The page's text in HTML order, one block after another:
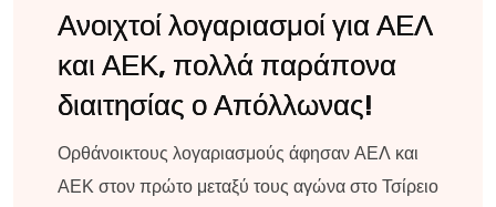
Ανοιχτοί λογαριασμοί για ΑΕΛ
και ΑΕΚ, πολλά παράπονα
διαιτησίας ο Απόλλωνας!
Ορθάνοικτους λογαριασμούς άφησαν ΑΕΛ και
ΑΕΚ στον πρώτο μεταξύ τους αγώνα στο Τσίρειο